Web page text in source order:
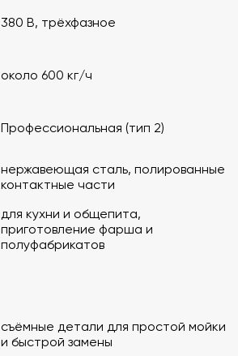
380 В, трёхфазное
около 600 кг/ч
Профессиональная (тип 2)
нержавеющая сталь, полированные
контактные части
для кухни и общепита,
приготовление фарша и
полуфабрикатов
съёмные детали для простой мойки
и быстрой замены